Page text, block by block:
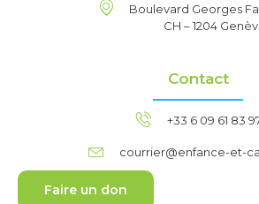
Boulevard Georges
CH – 1204
Contact
+33 6 09 61 83
courrier@enfance-et-
Faire un don